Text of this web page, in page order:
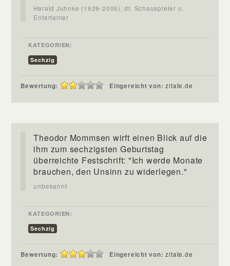
Harald Juhnke (1929-2005), dt. Schauspieler u.
Entertainer
KATEGORIEN:
Sechzig
Bewertung: Eingereicht von:zitate.de
Theodor Mommsen wirft einen Blick auf die
ihm zum sechzigsten Geburtstag
überreichte Festschrift: "Ich werde Monate
brauchen, den Unsinn zu widerlegen."
unbekannt
KATEGORIEN:
Sechzig
Bewertung: Eingereicht von:zitate.de